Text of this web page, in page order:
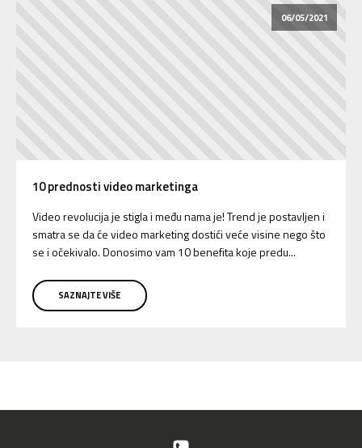
06/05/2021
10 prednosti video marketinga
Video revolucija je stigla i među nama je! Trend je postavljen i
smatra se da će video marketing dostići veće visine nego što
se i očekivalo. Donosimo vam 10 benefita koje predu...
SAZNAJTE VIŠE